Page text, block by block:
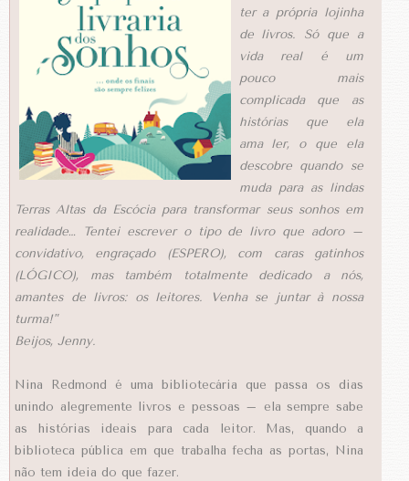
ter a própria lojinha
de livros. Só que a
vida real é um
pouco mais
complicada que as
histórias que ela
ama ler, o que ela
descobre quando se
muda para as lindas
Terras Altas da Escócia para transformar seus sonhos em
realidade…
Tentei escrever o tipo de livro que adoro –
convidativo, engraçado (ESPERO), com caras gatinhos
(LÓGICO), mas também totalmente dedicado a nós,
amantes de livros: os leitores.
Venha se juntar à nossa
turma!"
Beijos, Jenny.
Nina Redmond é uma bibliotecária que passa os dias
unindo alegremente livros e pessoas – ela sempre sabe
as histórias ideais para cada leitor. Mas, quando a
biblioteca pública em que trabalha fecha as portas, Nina
não tem ideia do que fazer.